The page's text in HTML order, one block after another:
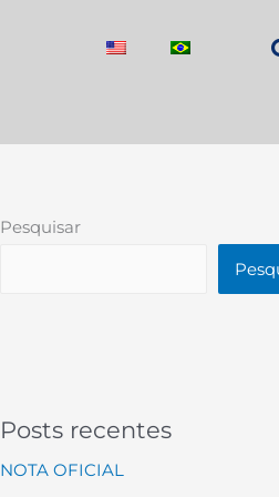
Pesquisar
Posts recentes
NOTA OFICIAL